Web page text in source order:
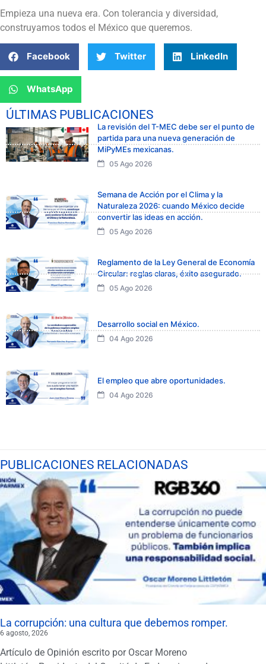
Empieza una nueva era. Con tolerancia y diversidad,
construyamos todos el México que queremos.
Facebook Twitter LinkedIn
WhatsApp
ÚLTIMAS PUBLICACIONES
La revisión del T-MEC debe ser el punto de
partida para una nueva generación de
MiPyMEs mexicanas.
05 Ago 2026
Semana de Acción por el Clima y la
Naturaleza 2026: cuando México decide
convertir las ideas en acción.
05 Ago 2026
Reglamento de la Ley General de Economía
Circular: reglas claras, éxito asegurado.
05 Ago 2026
Desarrollo social en México.
04 Ago 2026
El empleo que abre oportunidades.
04 Ago 2026
PUBLICACIONES RELACIONADAS
La corrupción: una cultura que debemos romper.
6 agosto, 2026
Artículo de Opinión escrito por Oscar Moreno